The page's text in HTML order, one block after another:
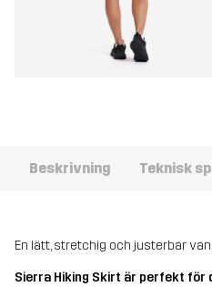
Beskrivning Teknisk
En lätt, stretchig och justerbar
Sierra Hiking Skirt är perfekt för